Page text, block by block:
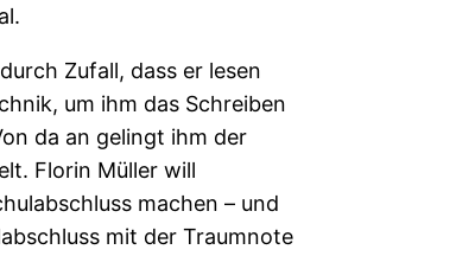
Zufall, dass er lesen
um ihm das Schreiben
da an gelingt ihm der
Florin Müller will
machen – und
mit der Traumnote